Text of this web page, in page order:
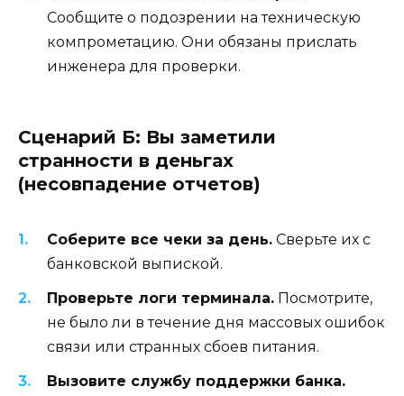
Сообщите о подозрении на техническую
компрометацию. Они обязаны прислать
инженера для проверки.
Сценарий Б: Вы заметили
странности в деньгах
(несовпадение отчетов)
Соберите все чеки за день. Сверьте их с
банковской выпиской.
Проверьте логи терминала. Посмотрите,
не было ли в течение дня массовых ошибок
связи или странных сбоев питания.
Вызовите службу поддержки банка.